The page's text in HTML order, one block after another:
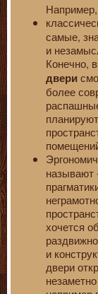
Например,
самые,
и
Конечно,
двери
более
называют
хочется
и
двери